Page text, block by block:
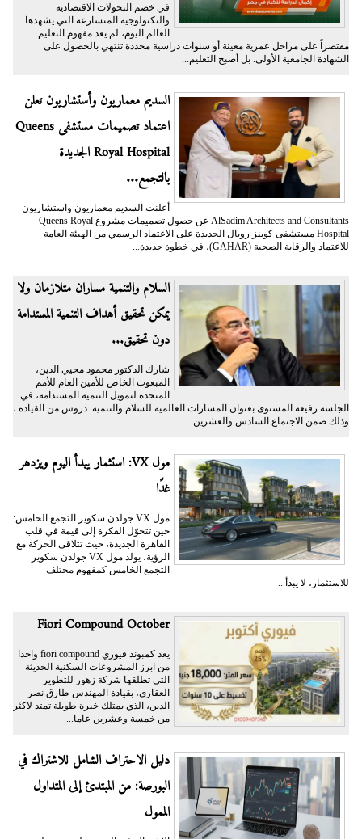
في خضم التحولات الاقتصادية
والتكنولوجية المتسارعة التي يشهدها
العالم اليوم، لم يعد مفهوم التعليم
مقتصراً على مراحل عمرية معينة أو سنوات دراسية محددة تنتهي بالحصول على
الشهادة الجامعية الأولى. بل أصبح التعليم...
السديم معماريون وأستشاريون تعلن
اعتماد تصميمات مستشفى Queens
Royal Hospital الجديدة
بالتجمع...
أعلنت السديم معماريون واستشاريون
AlSadim Architects and Consultants عن حصول تصميمات مشروع Queens Royal
Hospital مستشفى كوينز رويال الجديدة على الاعتماد الرسمي من الهيئة العامة
للاعتماد والرقابة الصحية (GAHAR)، في خطوة جديدة...
السلام والتنمية مساران متلازمان ولا
يمكن تحقيق أهداف التنمية المستدامة
دون تحقيق...
شارك الدكتور محمود محيي الدين،
المبعوث الخاص للأمين العام للأمم
المتحدة لتمويل التنمية المستدامة، في
الجلسة رفيعة المستوى بعنوان المسارات العالمية للسلام والتنمية: دروس من القيادة ،
وذلك ضمن الاجتماع السادس والعشرين...
مول VX: استثمار يبدأ اليوم ويزدهر
غدًا
مول VX جولدن سكوير التجمع الخامس:
حين تتحوّل الفكرة إلى قيمة في قلب
القاهرة الجديدة، حيث تتلاقى الحركة مع
الرؤية، يولد مول VX جولدن سكوير
التجمع الخامس كمفهوم مختلف
للاستثمار، لا يبدأ...
Fiori Compound October
يعد كمبوند فيوري fiori compound واحدا
من ابرز المشروعات السكنية الحديثة
التي تطلقها شركة زهور للتطوير
العقاري، بقيادة المهندس طارق نصر
الدين، الذي يمتلك خبرة طويلة تمتد لاكثر
من خمسة وعشرين عاما...
دليل الاحتراف الشامل للاشتراك في
البورصة: من المبتدئ إلى المتداول
الممول